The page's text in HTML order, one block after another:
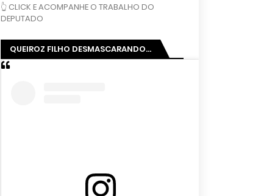
👆 CLICK E ACOMPANHE O TRABALHO DO
DEPUTADO
QUEIROZ FILHO DESMASCARANDO...